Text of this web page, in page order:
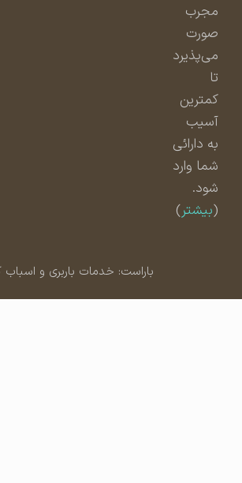
مجرب
صورت
می‌پذیرد
کمترین
آسیب
به دارائی
شما وارد
شود.
بیشتر)
باراست: خدمات باربری و اسباب کشی